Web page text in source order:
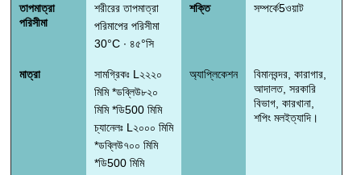
তাপমাত্রা
পরিসীমা
শরীরের তাপমাত্রা
পরিমাপের পরিসীমা
30°C ∙ ৪৫°সি
শক্তি সম্পর্কে5ওয়াট
মাত্রা সামগ্রিকঃ L২২২০
মিমি *ডব্লিউ৮২০
মিমি *ডি500 মিমি
চ্যানেলঃ L২০০০ মিমি
*ডব্লিউ৭০০ মিমি
*ডি500 মিমি
অ্যাপ্লিকেশন বিমানবন্দর, কারাগার,
আদালত, সরকারি
বিভাগ, কারখানা,
শপিং মলইত্যাদি।